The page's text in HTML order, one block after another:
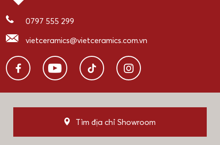
0797 555 299
vietceramics@vietceramics.com.vn
Tìm địa chỉ Showroom